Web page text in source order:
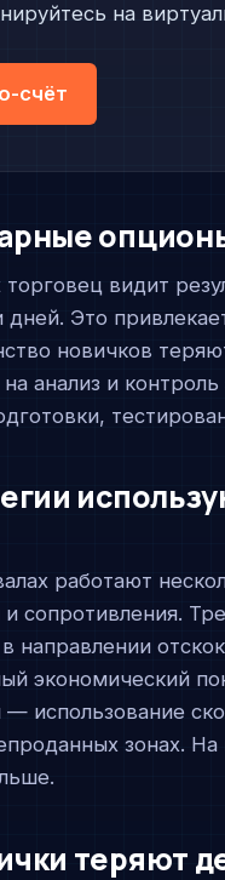
на
счёт
видит
дней. Это
новичков
анализ и
работают
сопротивления.
направлении
экономический
— использование
зонах.
теряют